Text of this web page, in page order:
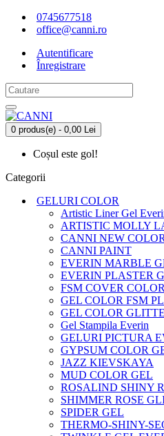
0745677518
office@canni.ro
Autentificare
Înregistrare
0 produs(e) - 0,00 Lei
Coșul este gol!
Categorii
GELURI COLOR
Artistic Liner Gel
ARTISTIC MOLLY
CANNI NEW
CANNI PAINT
EVERIN MARBLE
EVERIN PLASTER
FSM COVER
GEL COLOR FSM
GEL COLOR
Gel Stampila Everin
GELURI PICTURA
GYPSUM COLOR
JAZZ KIEVSKAYA
MUD COLOR GEL
ROSALIND SHINY
SHIMMER ROSE
SPIDER GEL
THERMO-SHINY-